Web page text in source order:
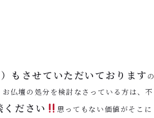
もさせていただいております の
仏壇の処分を検討なさっている方は、不
ださい 思ってもない価値がそこに